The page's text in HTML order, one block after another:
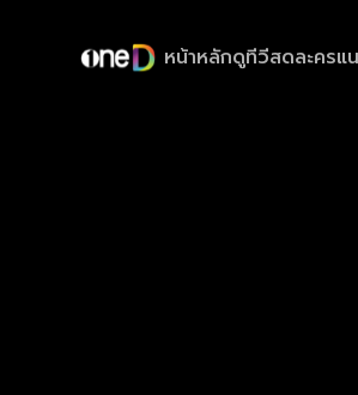
หน้าหลักดูทีวีสดละครแ